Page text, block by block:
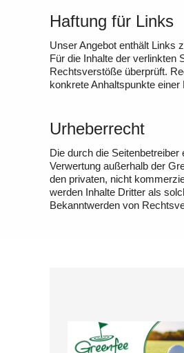
Haftung für Links
Unser Angebot enthält Links
Für die Inhalte der verlinkten
Rechtsverstöße überprüft.
konkrete Anhaltspunkte
Urheberrecht
Die durch die
Verwertung außerhalb der
den privaten, nicht
werden Inhalte Dritter als
Bekanntwerden von